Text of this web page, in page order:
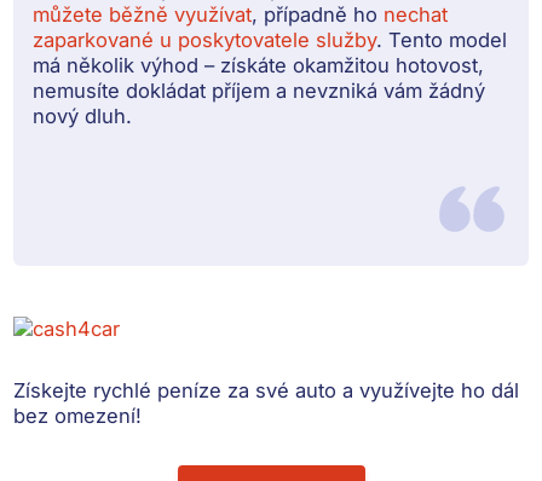
můžete běžně využívat, případně ho nechat
zaparkované u poskytovatele služby. Tento model
má několik výhod – získáte okamžitou hotovost,
nemusíte dokládat příjem a nevzniká vám žádný
nový dluh.
Získejte rychlé peníze za své auto a využívejte ho dál
bez omezení!